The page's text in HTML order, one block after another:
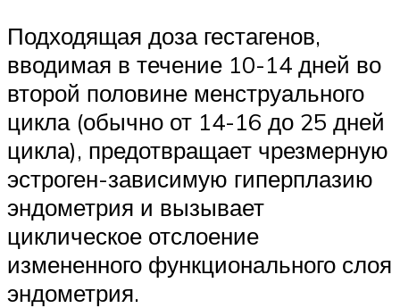
Подходящая доза гестагенов,
вводимая в течение 10-14 дней во
второй половине менструального
цикла (обычно от 14-16 до 25 дней
цикла), предотвращает чрезмерную
эстроген-зависимую гиперплазию
эндометрия и вызывает
циклическое отслоение
измененного функционального слоя
эндометрия.